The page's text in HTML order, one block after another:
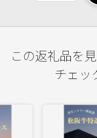
この返礼品を
チェッ